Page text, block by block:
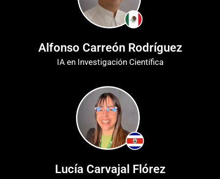
Alfonso Carreón Rodríguez
IA en Investigación Científica
Lucía Carvajal Flórez